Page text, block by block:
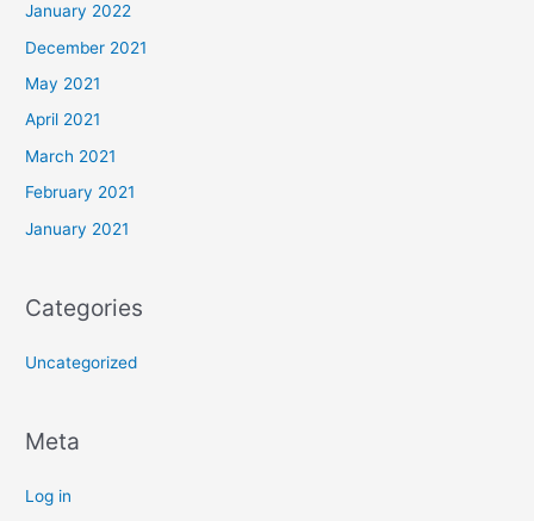
January 2022
December 2021
May 2021
April 2021
March 2021
February 2021
January 2021
Categories
Uncategorized
Meta
Log in